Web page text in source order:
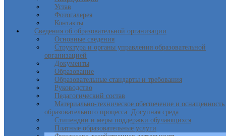
Устав
Фотогалерея
Контакты
Сведения об образовательной организации
Основные сведения
Структура и органы управления образовательной
организацией
Документы
Образование
Образовательные стандарты и требования
Руководство
Педагогический состав
Материально-техническое обеспечение и оснащенность
образовательного процесса. Досупная среда
Стипендии и меры поддержки обучающихся
Платные образовательные услуги